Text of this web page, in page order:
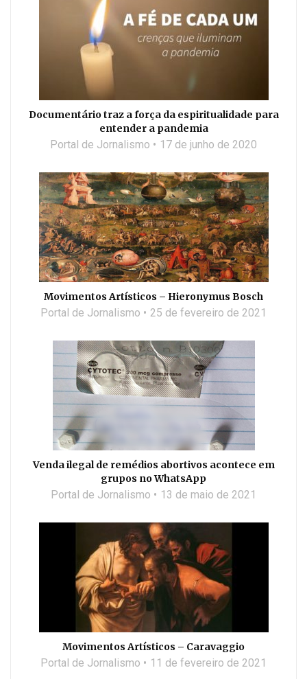
Documentário traz a força da espiritualidade para
entender a pandemia
Portal de Jornalismo 17 de junho de 2020
Movimentos Artísticos – Hieronymus Bosch
Portal de Jornalismo 25 de fevereiro de 2021
Venda ilegal de remédios abortivos acontece em
grupos no WhatsApp
Portal de Jornalismo 13 de maio de 2021
Movimentos Artísticos – Caravaggio
Portal de Jornalismo 11 de fevereiro de 2021